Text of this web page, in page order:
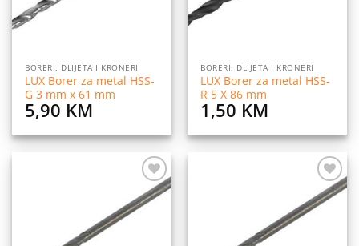
BORERI, DLIJETA I KRONERI
LUX Borer za metal HSS-
G 3 mm x 61 mm
5,90 KM
BORERI, DLIJETA I KRONERI
LUX Borer za metal HSS-
R 5 X 86 mm
1,50 KM
Dodaj
na
Dodaj
na